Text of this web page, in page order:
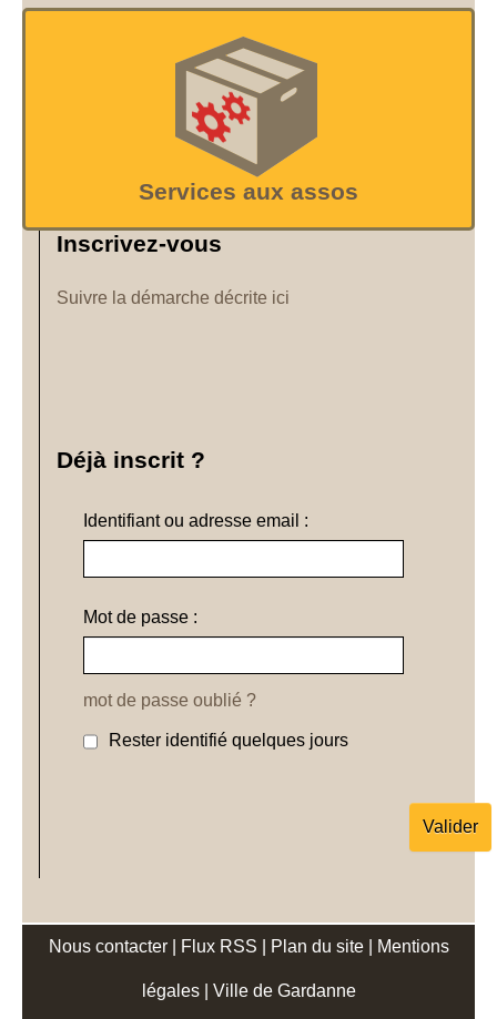
Services aux assos
Inscrivez-vous
Suivre la démarche décrite ici
Déjà inscrit ?
Identifiant ou adresse email :
Mot de passe :
mot de passe oublié ?
Rester identifié quelques jours
Nous contacter Flux RSS Plan du site Mentions
légales Ville de Gardanne